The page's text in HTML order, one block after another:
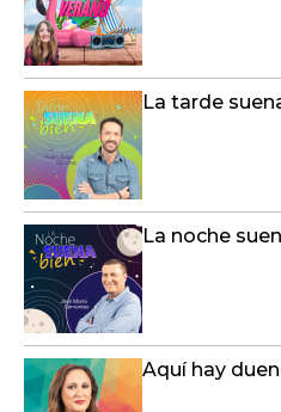
La tarde
La noche
Aquí hay